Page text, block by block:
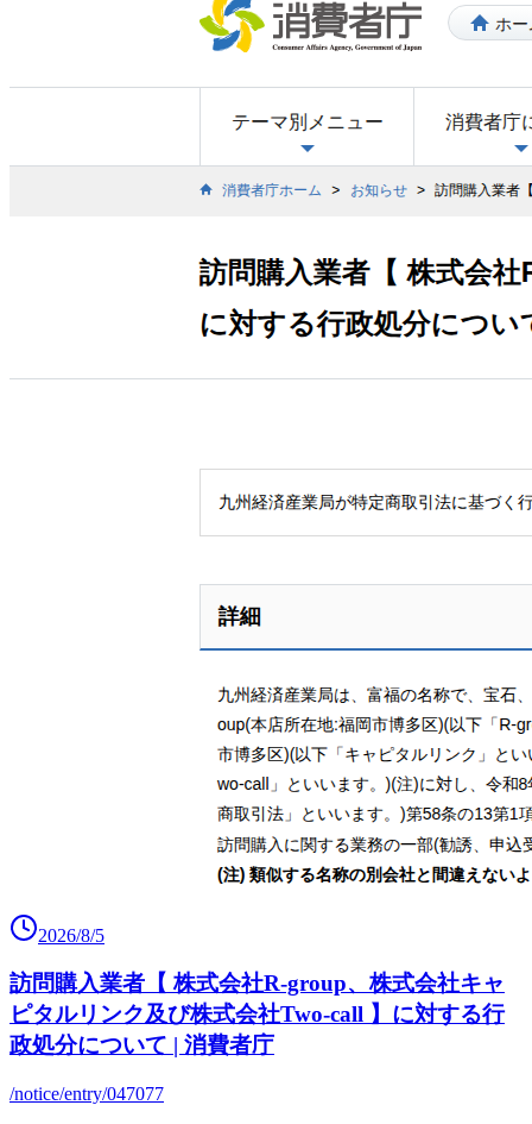
2026/8/5
訪問購入業者【 株式会社R-group、株式会社キャ
ピタルリンク及び株式会社Two-call 】に対する行
政処分について | 消費者庁
/notice/entry/047077